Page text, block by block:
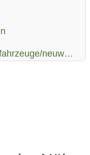
neuwagen/ariya.html